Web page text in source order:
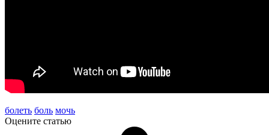
болеть боль мочь
Оцените статью